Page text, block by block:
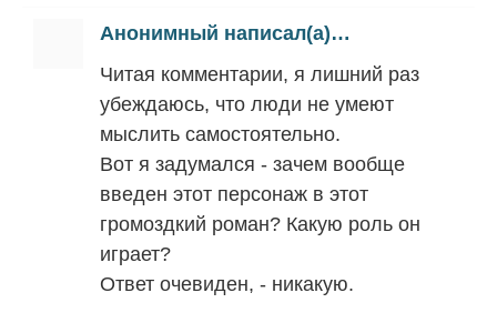
Анонимный написал(а)…
Читая комментарии, я лишний раз
убеждаюсь, что люди не умеют
мыслить самостоятельно.
Вот я задумался - зачем вообще
введен этот персонаж в этот
громоздкий роман? Какую роль он
играет?
Ответ очевиден, - никакую.